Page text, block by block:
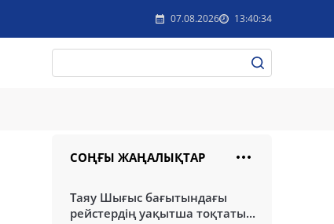
07.08.2026 13:40:34
СОҢҒЫ ЖАҢАЛЫҚТАР
Таяу Шығыс бағытындағы
рейстердің уақытша тоқтаты...